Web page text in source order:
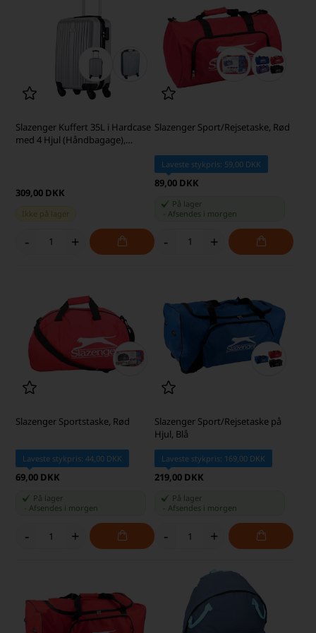
Slazenger Kuffert 35L i Hardcase
med 4 Hjul (Håndbagage),
309,00 DKK
Ikke på lager
- +
Slazenger Sport/Rejsetaske, Rød
Laveste stykpris: 59,00 DKK
89,00 DKK
På lager
Afsendes i morgen
- +
Slazenger Sportstaske, Rød
Laveste stykpris: 44,00 DKK
69,00 DKK
På lager
-Afsendes i morgen
- +
Slazenger Sport/Rejsetaske på
Hjul, Blå
Laveste stykpris: 169,00 DKK
219,00 DKK
På lager
Afsendes i morgen
- +